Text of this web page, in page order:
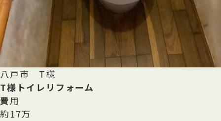
八戸市 T様
T様トイレリフォーム
費用
約17万